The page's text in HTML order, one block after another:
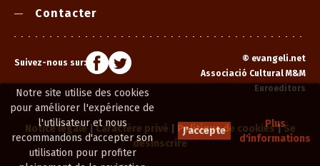
Notre site utilise des cookies
pour améliorer l'expérience de
l'utilisateur et nous
recommandons d'accepter son
utilisation pour profiter
J'accepte
Plus
d'informations
Contacter
Suivez-nous sur: © evangeli.net
Associació Cultural M&M
Euroeditors
Notice légale|Caractère privé Politique de cookies|Se
désinscrire